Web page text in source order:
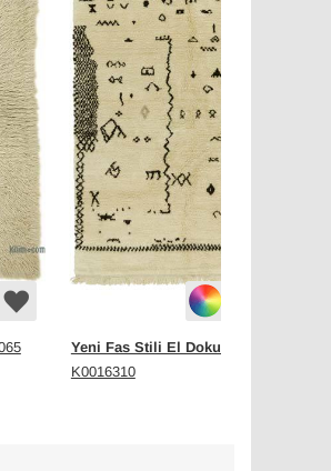
Yeni Fas Stili El Dokuma Tülü
K0016310